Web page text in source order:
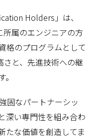
Holders」は、
属のエンジニアの方
格のプログラムとして
さと、先進技術への継
固なパートナーシッ
深い専門性を組み合わ
たな価値を創造してま